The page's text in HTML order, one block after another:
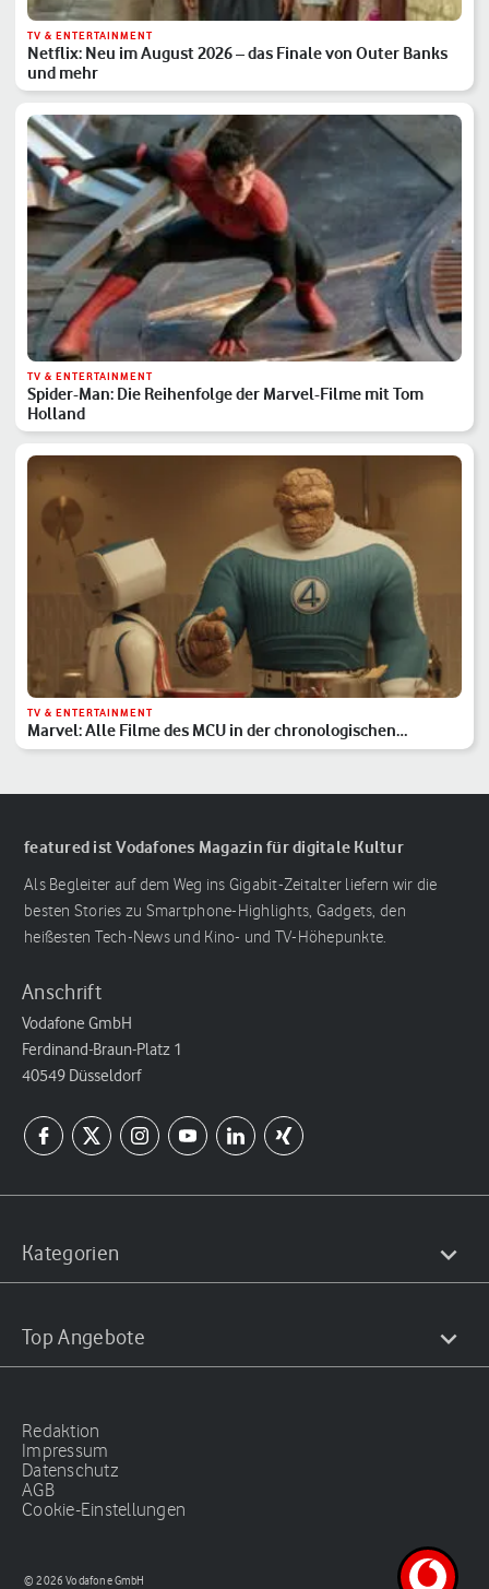
TV & ENTERTAINMENT
Netflix: Neu im August 2026 – das Finale von Outer Banks
und mehr
TV & ENTERTAINMENT
Spider-Man: Die Reihenfolge der Marvel-Filme mit Tom
Holland
TV & ENTERTAINMENT
Marvel: Alle Filme des MCU in der chronologischen
Reihenfolge
featured ist Vodafones Magazin für digitale Kultur
Als Begleiter auf dem Weg ins Gigabit-Zeitalter liefern wir die
besten Stories zu Smartphone-Highlights, Gadgets, den
heißesten Tech-News und Kino- und TV-Höhepunkte.
Anschrift
Vodafone GmbH
Ferdinand-Braun-Platz 1
40549 Düsseldorf
Kategorien
Top Angebote
Redaktion
Impressum
Datenschutz
AGB
Cookie-Einstellungen
© 2026 Vodafone GmbH